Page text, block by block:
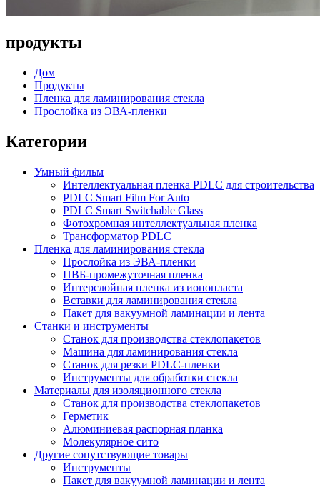
продукты
Дом
Продукты
Пленка для ламинирования стекла
Прослойка из ЭВА-пленки
Категории
Умный фильм
Интеллектуальная пленка PDLC для строительства
PDLC Smart Film For Auto
PDLC Smart Switchable Glass
Фотохромная интеллектуальная пленка
Трансформатор PDLC
Пленка для ламинирования стекла
Прослойка из ЭВА-пленки
ПВБ-промежуточная пленка
Интерслойная пленка из ионопласта
Вставки для ламинирования стекла
Пакет для вакуумной ламинации и лента
Станки и инструменты
Станок для производства стеклопакетов
Машина для ламинирования стекла
Станок для резки PDLC-пленки
Инструменты для обработки стекла
Материалы для изоляционного стекла
Станок для производства стеклопакетов
Герметик
Алюминиевая распорная планка
Молекулярное сито
Другие сопутствующие товары
Инструменты
Пакет для вакуумной ламинации и лента